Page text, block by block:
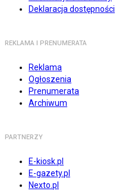
Deklaracja dostępności
REKLAMA I PRENUMERATA
Reklama
Ogłoszenia
Prenumerata
Archiwum
PARTNERZY
E-kiosk.pl
E-gazety.pl
Nexto.pl